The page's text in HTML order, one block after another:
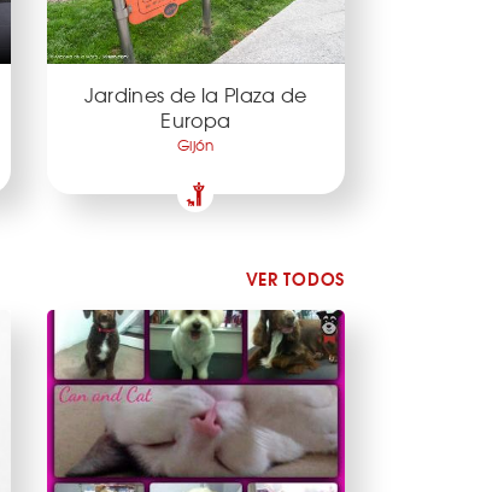
Jardines de la Plaza de
Europa
Gijón
VER TODOS